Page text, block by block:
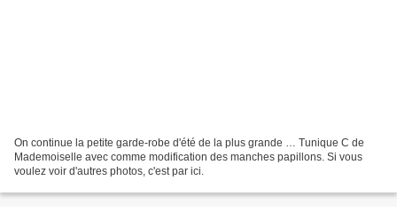
On continue la petite garde-robe d'été de la plus grande … Tunique C de
Mademoiselle avec comme modification des manches papillons. Si vous
voulez voir d'autres photos, c'est par ici.